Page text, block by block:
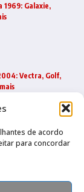
de acordo
para concordar
1969: Galaxie,
Vectra, Golf,
Ka, Marea,